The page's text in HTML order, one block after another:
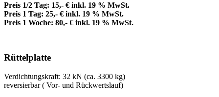
Preis 1/2 Tag: 15,- € inkl. 19 % MwSt.
Preis 1 Tag: 25,- € inkl. 19 % MwSt.
Preis 1 Woche: 80,- € inkl. 19 % MwSt.
Rüttelplatte
Verdichtungskraft: 32 kN (ca. 3300 kg)
reversierbar ( Vor- und Rückwertslauf)